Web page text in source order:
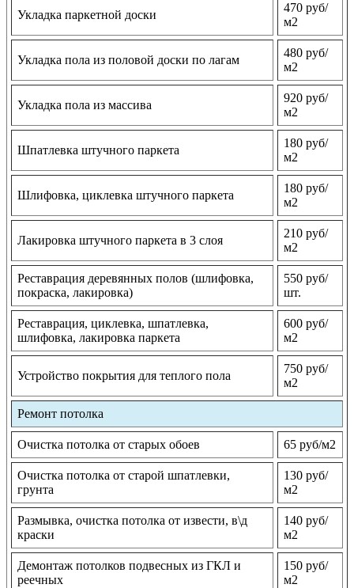
Укладка паркетной доски
470 руб/
м2
Укладка пола из половой доски по лагам
480 руб/
м2
Укладка пола из массива
920 руб/
м2
Шпатлевка штучного паркета
180 руб/
м2
Шлифовка, циклевка штучного паркета
180 руб/
м2
Лакировка штучного паркета в 3 слоя
210 руб/
м2
Реставрация деревянных полов (шлифовка,
покраска, лакировка)
550 руб/
шт.
Реставрация, циклевка, шпатлевка,
шлифовка, лакировка паркета
600 руб/
м2
Устройство покрытия для теплого пола
750 руб/
м2
Ремонт потолка
Очистка потолка от старых обоев 65 руб/м2
Очистка потолка от старой шпатлевки,
грунта
130 руб/
м2
Размывка, очистка потолка от извести, в\д
краски
140 руб/
м2
Демонтаж потолков подвесных из ГКЛ и
реечных
150 руб/
м2